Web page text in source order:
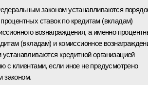
законом устанавливаются
ставок по кредитам (вкладам)
вознаграждения, а именно
(вкладам) и комиссионное
кредитной организацией
с клиентами, если иное не предусмотрено
законом.